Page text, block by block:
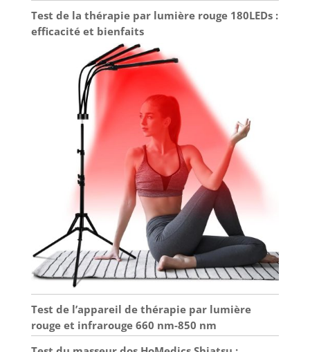
Test de la thérapie par lumière rouge 180LEDs :
efficacité et bienfaits
Test de l’appareil de thérapie par lumière
rouge et infrarouge 660 nm-850 nm